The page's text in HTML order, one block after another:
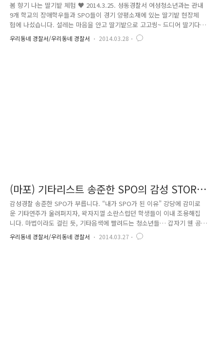
봄 향기 나는 딸기밭 체험 ♥ 2014.3.25. 성동경찰서 여성청소년과는 관내
9개 학교의 장애학우들과 SPO들이 경기 양평소재에 있는 딸기밭 현장체
험에 나섰습니다. 설레는 마음을 안고 딸기밭으로 고고씽~ 드디어 딸기다
딸기딸기~ 봄의 싱그러움이 묻어나는 푸르른 딸기밭에서 친구들은 올망졸
망 모여서 SPO들과 함께 딸기 수확을 시작했습니다. 어느새 플라스틱 통
우리동네 경찰서/우리동네 경찰서 2014.03.28
(마포) 기타리스트 송준한 SPO의 감성 STORY
:)
감성경찰 송준한 SPO가 부릅니다. “내가 SPO가 된 이유” 강당에 감미로
운 기타연주가 울려퍼지자, 왁자지껄 소란스럽던 학생들이 이내 조용해집
니다. 마법이라도 걸린 듯, 기타음색에 빨려드는 청소년들… 갑자기 웬 공
연이냐구요? 기타선율의 정체는 바로! 청소년들에게 ‘마음’으로 다가가는
감성 SPO, 송준한 경위의 학교폭력 예방교육 오프닝 연주였습니다 :) SPO
우리동네 경찰서/우리동네 경찰서 2014.03.27